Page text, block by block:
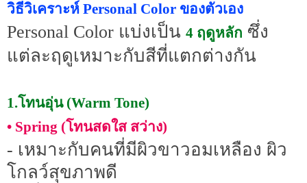
วิธีวิเคราะห์ Personal Color ของตัวเอง
Personal Color แบ่งเป็น 4 ฤดูหลัก ซึ่ง
แต่ละฤดูเหมาะกับสีที่แตกต่างกัน
1.โทนอุ่น (Warm Tone)
• Spring (โทนสดใส สว่าง)
- เหมาะกับคนที่มีผิวขาวอมเหลือง ผิว
โกลว์สุขภาพดี